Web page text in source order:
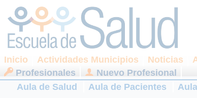
Inicio Actividades Municipios Noticias
Profesionales
Nuevo Profesional
Aula de Salud
Aula de Pacientes